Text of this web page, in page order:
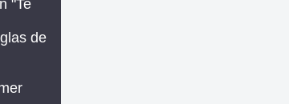
"Te
de